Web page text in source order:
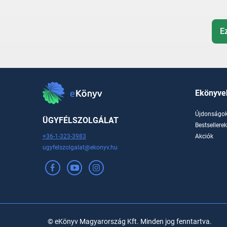
ÜGYFÉLSZOLGÁLAT
+36-1-323-3983
ugyfelszolgalat@ekonyv.hu
Bestsellerek
Akciók
© eKönyv Magyarország Kft. Minden jog fenntartva.